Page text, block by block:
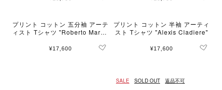
プリント コットン 五分袖 アーテ
ィスト Tシャツ "Roberto Martin
¥17,600
プリント コットン 半袖 アーティ
スト Tシャツ "Alexis Cladiere"
¥17,600
SALE SOLD OUT 返品不可